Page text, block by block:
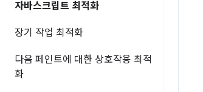
자바스크립트 최적화
장기 작업 최적화
다음 페인트에 대한 상호작용 최적
화